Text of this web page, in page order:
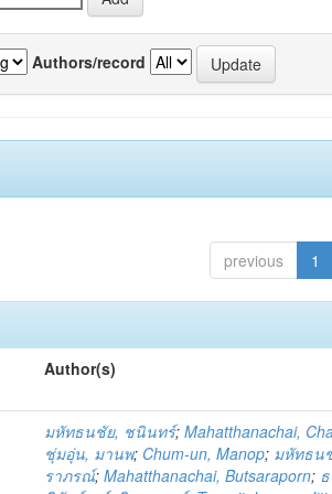
Authors/record
previous 1
Author(s)
มหัทธนชัย, ชนินทร์;Mahatthanachai,
ชุ่มอุ่น, มานพ; Chum-un, Manop; มหัทธน
ราภรณ์;Mahatthanachai, Butsaraporn;